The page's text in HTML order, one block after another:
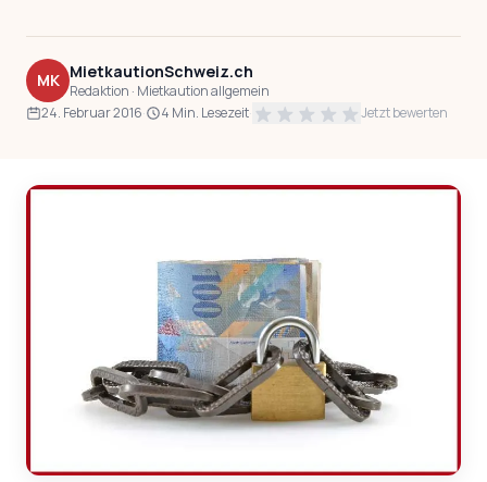
MK MietkautionSchweiz.ch
Redaktion · Mietkaution allgemein
24. Februar 2016· 4 Min. Lesezeit· Jetzt bewerten